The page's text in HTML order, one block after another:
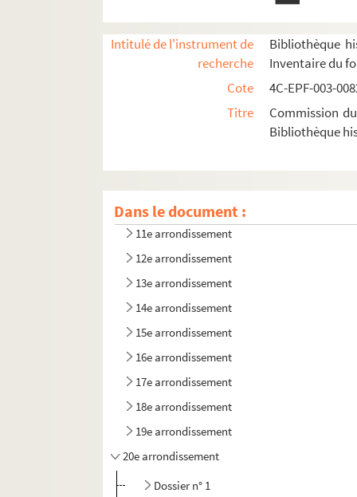
Intitulé de l'instrument de
recherche
Bibliothèque
Inventaire du
Cote
4C-EPF-003-
Titre
Commission
Bibliothèque
Dans le document :
3e arrondissement
4e arrondissement
10e arrondissement
11e arrondissement
12e arrondissement
13e arrondissement
14e arrondissement
15e arrondissement
16e arrondissement
17e arrondissement
18e arrondissement
19e arrondissement
20e arrondissement
Dossier n° 1